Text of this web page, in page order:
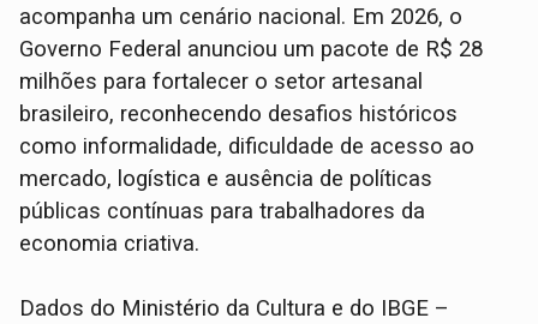
acompanha um cenário nacional. Em 2026, o
Governo Federal anunciou um pacote de R$ 28
milhões para fortalecer o setor artesanal
brasileiro, reconhecendo desafios históricos
como informalidade, dificuldade de acesso ao
mercado, logística e ausência de políticas
públicas contínuas para trabalhadores da
economia criativa.
Dados do Ministério da Cultura e do IBGE –